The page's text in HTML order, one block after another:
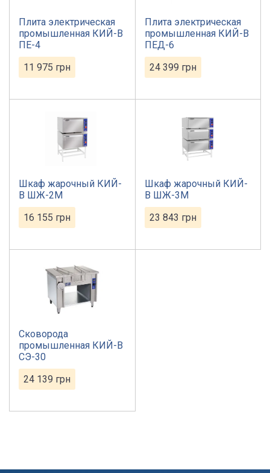
Плита электрическая
промышленная КИЙ-В
ПЕ-4
11 975 грн
Плита электрическая
промышленная КИЙ-В
ПЕД-6
24 399 грн
Шкаф жарочный КИЙ-
В ШЖ-2М
16 155 грн
Шкаф жарочный КИЙ-
В ШЖ-3М
23 843 грн
Сковорода
промышленная КИЙ-В
СЭ-30
24 139 грн